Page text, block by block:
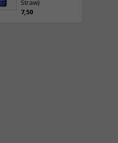
Straw)
7,50